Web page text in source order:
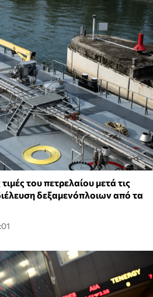
του πετρελαίου μετά τις
δεξαμενόπλοιων από τα